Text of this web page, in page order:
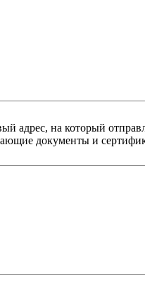
адрес, на который
документы и